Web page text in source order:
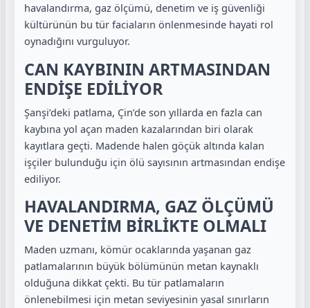
havalandırma, gaz ölçümü, denetim ve iş güvenliği
kültürünün bu tür faciaların önlenmesinde hayati rol
oynadığını vurguluyor.
CAN KAYBININ ARTMASINDAN
ENDİŞE EDİLİYOR
Şanşi’deki patlama, Çin’de son yıllarda en fazla can
kaybına yol açan maden kazalarından biri olarak
kayıtlara geçti. Madende halen göçük altında kalan
işçiler bulunduğu için ölü sayısının artmasından endişe
ediliyor.
HAVALANDIRMA, GAZ ÖLÇÜMÜ
VE DENETİM BİRLİKTE OLMALI
Maden uzmanı, kömür ocaklarında yaşanan gaz
patlamalarının büyük bölümünün metan kaynaklı
olduğuna dikkat çekti. Bu tür patlamaların
önlenebilmesi için metan seviyesinin yasal sınırların